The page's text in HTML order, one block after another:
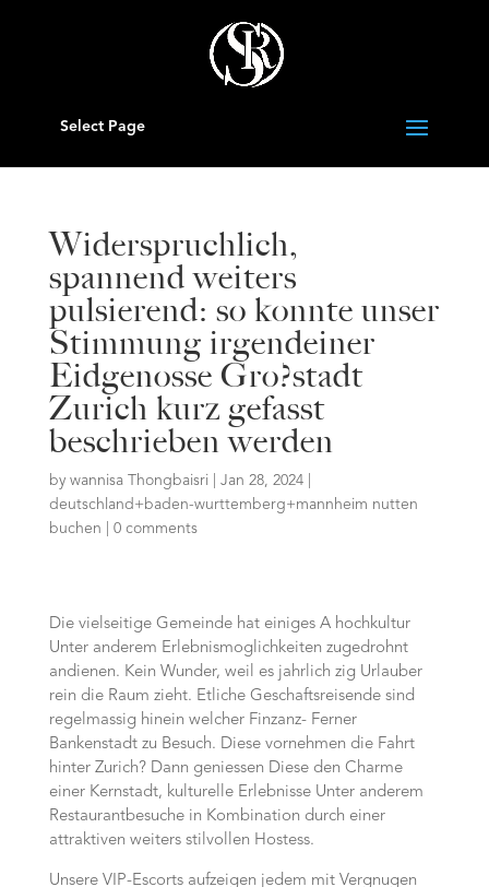
Select Page
Widerspruchlich,
spannend weiters
pulsierend: so konnte unser
Stimmung irgendeiner
Eidgenosse Gro?stadt
Zurich kurz gefasst
beschrieben werden
by wannisa Thongbaisri Jan 28, 2024|
deutschland+baden-wurttemberg+mannheim nutten
buchen
0 comments
Die vielseitige Gemeinde hat einiges A hochkultur
Unter anderem Erlebnismoglichkeiten zugedrohnt
andienen. Kein Wunder, weil es jahrlich zig Urlauber
rein die Raum zieht. Etliche Geschaftsreisende sind
regelmassig hinein welcher Finzanz- Ferner
Bankenstadt zu Besuch. Diese vornehmen die Fahrt
hinter Zurich? Dann geniessen Diese den Charme
einer Kernstadt, kulturelle Erlebnisse Unter anderem
Restaurantbesuche in Kombination durch einer
attraktiven weiters stilvollen Hostess.
Unsere VIP-Escorts aufzeigen jedem mit Vergnugen